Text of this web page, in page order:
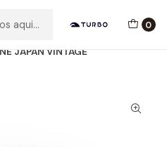
0
JAPAN VINTAGE